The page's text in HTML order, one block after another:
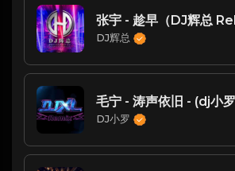
张宇 - 趁早（DJ辉总
DJ辉总
DJ小罗